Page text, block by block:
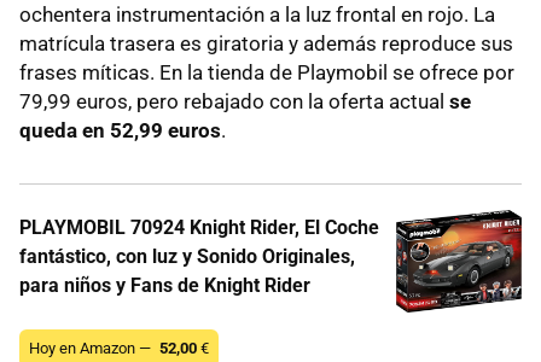
ochentera instrumentación a la luz frontal en rojo. La
matrícula trasera es giratoria y además reproduce sus
frases míticas. En la tienda de Playmobil se ofrece por
79,99 euros, pero rebajado con la oferta actual se
queda en 52,99 euros.
PLAYMOBIL 70924 Knight Rider, El Coche
fantástico, con luz y Sonido Originales,
para niños y Fans de Knight Rider
Hoy en Amazon — 52,00 €